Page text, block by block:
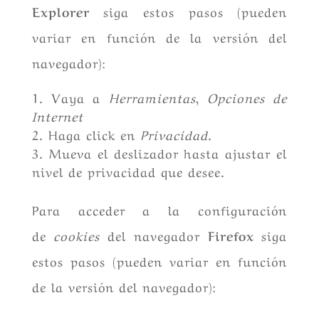
Explorer
siga estos pasos (pueden
variar en función de la versión del
navegador):
Vaya a
Herramientas,
Opciones de
Internet
Haga click en Privacidad.
Mueva el deslizador hasta ajustar el
nivel de privacidad que desee.
Para acceder a la configuración
de cookies del navegador Firefox siga
estos pasos (pueden variar en función
de la versión del navegador):